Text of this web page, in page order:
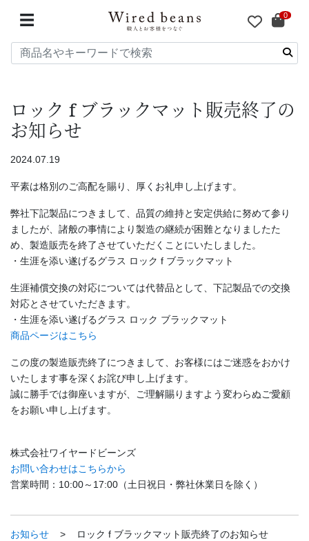
☰ 0
ロック f ブラックマット販売終了の
お知らせ
2024.07.19
平素は格別のご高配を賜り、厚くお礼申し上げます。
弊社下記製品につきまして、品質の維持と安定供給に努めて参り
ましたが、諸般の事情により製造の継続が困難となりましたた
め、製造販売を終了させていただくことにいたしました。
・生涯を添い遂げるグラス ロック f ブラックマット
生涯補償交換の対応については代替品として、下記製品での交換
対応とさせていただきます。
・生涯を添い遂げるグラス ロック ブラックマット
商品ページはこちら
この度の製造販売終了につきまして、お客様にはご迷惑をおかけ
いたします事を深くお詫び申し上げます。
誠に勝手では御座いますが、ご理解賜りますよう変わらぬご愛顧
をお願い申し上げます。
株式会社ワイヤードビーンズ
お問い合わせはこちらから
営業時間：10:00～17:00（土日祝日・弊社休業日を除く）
お知らせ > ロック f ブラックマット販売終了のお知らせ